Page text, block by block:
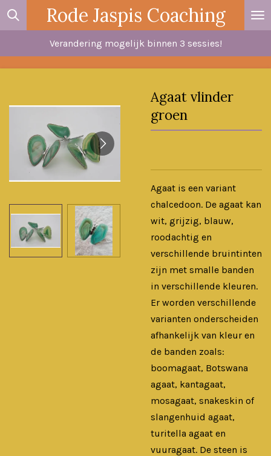
Ga
direct
Rode Jaspis Coaching
Verandering mogelijk binnen 3 sessies!
Agaat vlinder
groen
Agaat is een variant
chalcedoon. De agaat kan
wit, grijzig, blauw,
roodachtig en
verschillende bruintinten
zijn met smalle banden
in verschillende kleuren.
Er worden verschillende
varianten onderscheiden
afhankelijk van kleur en
de banden zoals:
boomagaat, Botswana
agaat, kantagaat,
mosagaat, snakeskin of
slangenhuid agaat,
turitella agaat en
vuuragaat. De steen is